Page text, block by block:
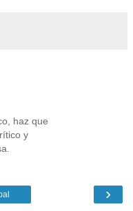
haz que
y
›